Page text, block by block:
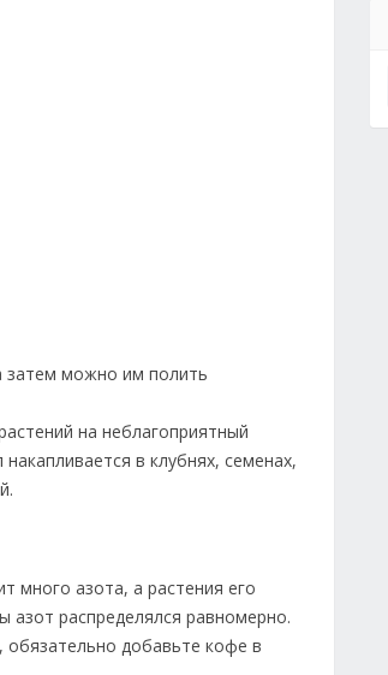
затем можно им полить
на неблагоприятный
в клубнях, семенах,
много азота, а растения его
распределялся равномерно.
добавьте кофе в